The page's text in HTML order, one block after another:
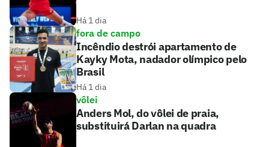
Há 1 dia
fora de campo
Incêndio destrói apartamento de
Kayky Mota, nadador olímpico pelo
Brasil
Há 1 dia
vôlei
Anders Mol, do vôlei de praia,
substituirá Darlan na quadra